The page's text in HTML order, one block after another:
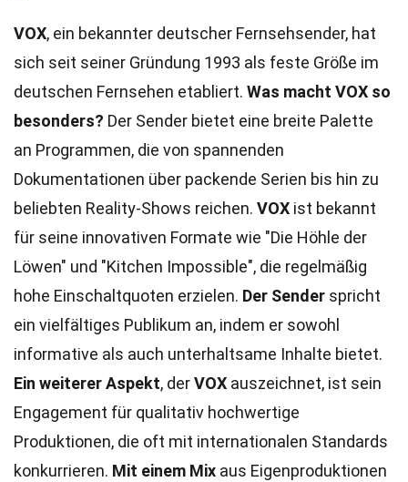
VOX, ein bekannter deutscher Fernsehsender, hat
sich seit seiner Gründung 1993 als feste Größe im
deutschen Fernsehen etabliert. Was macht VOX so
besonders? Der Sender bietet eine breite Palette
an Programmen, die von spannenden
Dokumentationen über packende Serien bis hin zu
beliebten Reality-Shows reichen. VOX ist bekannt
für seine innovativen Formate wie "Die Höhle der
Löwen" und "Kitchen Impossible", die regelmäßig
hohe Einschaltquoten erzielen. Der Sender spricht
ein vielfältiges Publikum an, indem er sowohl
informative als auch unterhaltsame Inhalte bietet.
Ein weiterer Aspekt, derVOX auszeichnet, ist sein
Engagement für qualitativ hochwertige
Produktionen, die oft mit internationalen Standards
konkurrieren. Mit einem Mix aus Eigenproduktionen